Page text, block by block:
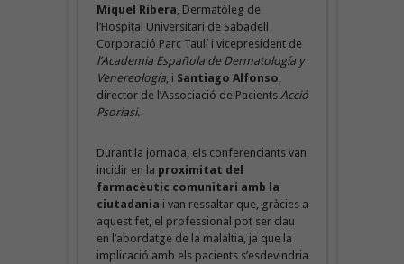
Miquel Ribera , Dermatòleg de
l’Hospital Universitari de Sabadell
Corporació Parc Taulí i vicepresident de
l’Academia Española de Dermatología y
Venereología, i Santiago Alfonso
director de l’Associació de Pacients Acció
Psoriasi.
Durant la jornada, els conferenciants van
incidir en la proximitat del
farmacèutic comunitari amb la
ciutadania i van ressaltar que, gràcies a
aquest fet, el professional pot ser clau
en l’abordatge de la malaltia, ja que la
implicació amb els pacients s’esdevindria